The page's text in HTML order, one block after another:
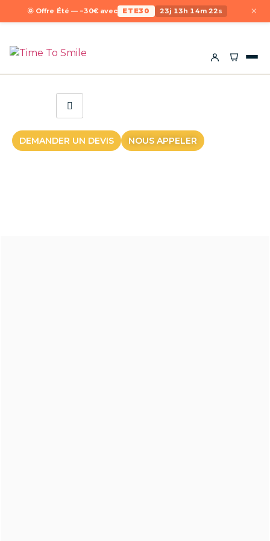
🌞 Offre Été — −30€ avec ETE30 23j 13h 14m 22s ×
DEMANDER UN DEVIS NOUS APPELER